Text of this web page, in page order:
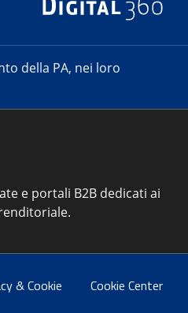
della PA, nei loro
e portali B2B dedicati ai
& Cookie Cookie Center